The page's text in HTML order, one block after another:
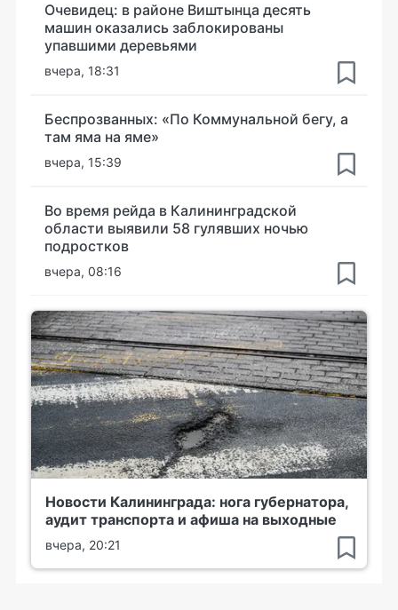
Очевидец: в районе Виштынца десять
машин оказались заблокированы
упавшими деревьями
вчера, 18:31
Беспрозванных: «По Коммунальной бегу, а
там яма на яме»
вчера, 15:39
Во время рейда в Калининградской
области выявили 58 гулявших ночью
подростков
вчера, 08:16
Новости Калининграда: нога губернатора,
аудит транспорта и афиша на выходные
вчера, 20:21